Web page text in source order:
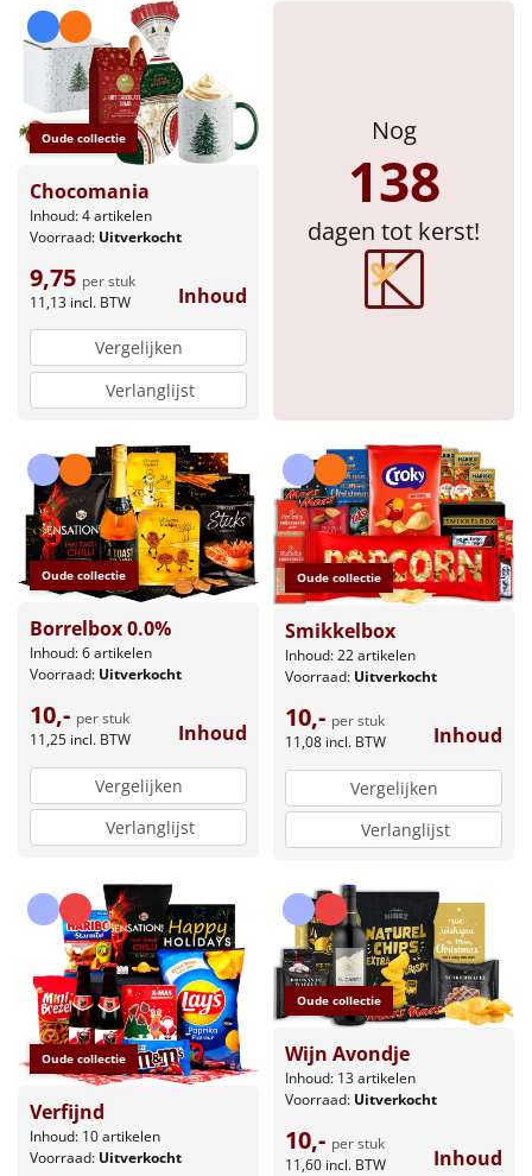
Overige
Ideeën
Personeel
Doe het zelf
Sinterklaaspakketten
Particulier
Kerstgeschenken 2026
Relatiegeschenken
Cadeaubon
Per stuk
Alle overige
Oude collectie
Chocomania
Inhoud: 4 artikelen
Voorraad: Uitverkocht
9,75 per stuk
11,13 incl. BTW Inhoud
Vergelijken
Verlanglijst
Nog
138
dagen tot kerst!
Oude collectie
Borrelbox 0.0%
Inhoud: 6 artikelen
Voorraad: Uitverkocht
10,- per stuk
11,25 incl. BTW Inhoud
Vergelijken
Verlanglijst
Oude collectie
Smikkelbox
Inhoud: 22 artikelen
Voorraad: Uitverkocht
10,- per stuk
11,08 incl. BTW Inhoud
Vergelijken
Verlanglijst
Oude collectie
Verfijnd
Inhoud: 10 artikelen
Voorraad: Uitverkocht
Oude collectie
Wijn Avondje
Inhoud: 13 artikelen
Voorraad: Uitverkocht
10,- per stuk
11,60 incl. BTW Inhoud